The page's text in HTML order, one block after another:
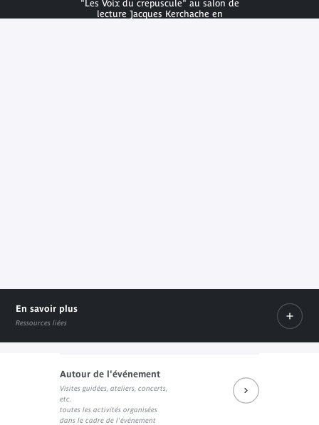
"Les Voix du crepuscule" au salon de
lecture Jacques Kerchache en
En savoir plus
Ressources liées
L'émission "Les Voix du crépuscule" sur Radio
Lien externe
Autour de l'événement
Visites guidées, ateliers, concerts,
etc.
toutes les activités organisées
dans le cadre de l'événement